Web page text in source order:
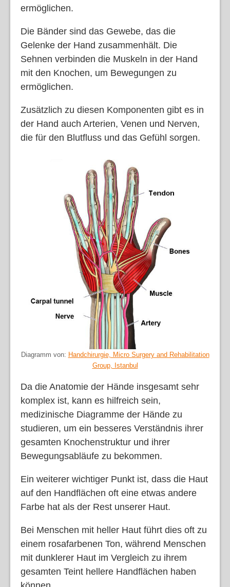
ermöglichen.
Die Bänder sind das Gewebe, das die
Gelenke der Hand zusammenhält. Die
Sehnen verbinden die Muskeln in der Hand
mit den Knochen, um Bewegungen zu
ermöglichen.
Zusätzlich zu diesen Komponenten gibt es in
der Hand auch Arterien, Venen und Nerven,
die für den Blutfluss und das Gefühl sorgen.
Diagramm von: Handchirurgie, Micro Surgery and Rehabilitation
Group, Istanbul
Da die Anatomie der Hände insgesamt sehr
komplex ist, kann es hilfreich sein,
medizinische Diagramme der Hände zu
studieren, um ein besseres Verständnis ihrer
gesamten Knochenstruktur und ihrer
Bewegungsabläufe zu bekommen.
Ein weiterer wichtiger Punkt ist, dass die Haut
auf den Handflächen oft eine etwas andere
Farbe hat als der Rest unserer Haut.
Bei Menschen mit heller Haut führt dies oft zu
einem rosafarbenen Ton, während Menschen
mit dunklerer Haut im Vergleich zu ihrem
gesamten Teint hellere Handflächen haben